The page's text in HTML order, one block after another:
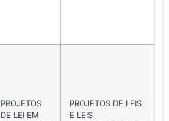
PROJETOS
DE LEI EM
PROJETOS DE LEIS
E LEIS